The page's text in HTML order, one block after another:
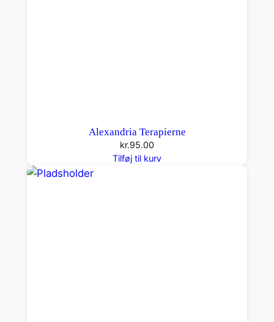
Alexandria Terapierne
kr.95.00
Tilføj til kurv